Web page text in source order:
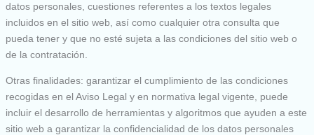
datos personales, cuestiones referentes a los textos legales
incluidos en el sitio web, así como cualquier otra consulta que
pueda tener y que no esté sujeta a las condiciones del sitio web o
de la contratación.
Otras finalidades: garantizar el cumplimiento de las condiciones
recogidas en el Aviso Legal y en normativa legal vigente, puede
incluir el desarrollo de herramientas y algoritmos que ayuden a este
sitio web a garantizar la confidencialidad de los datos personales